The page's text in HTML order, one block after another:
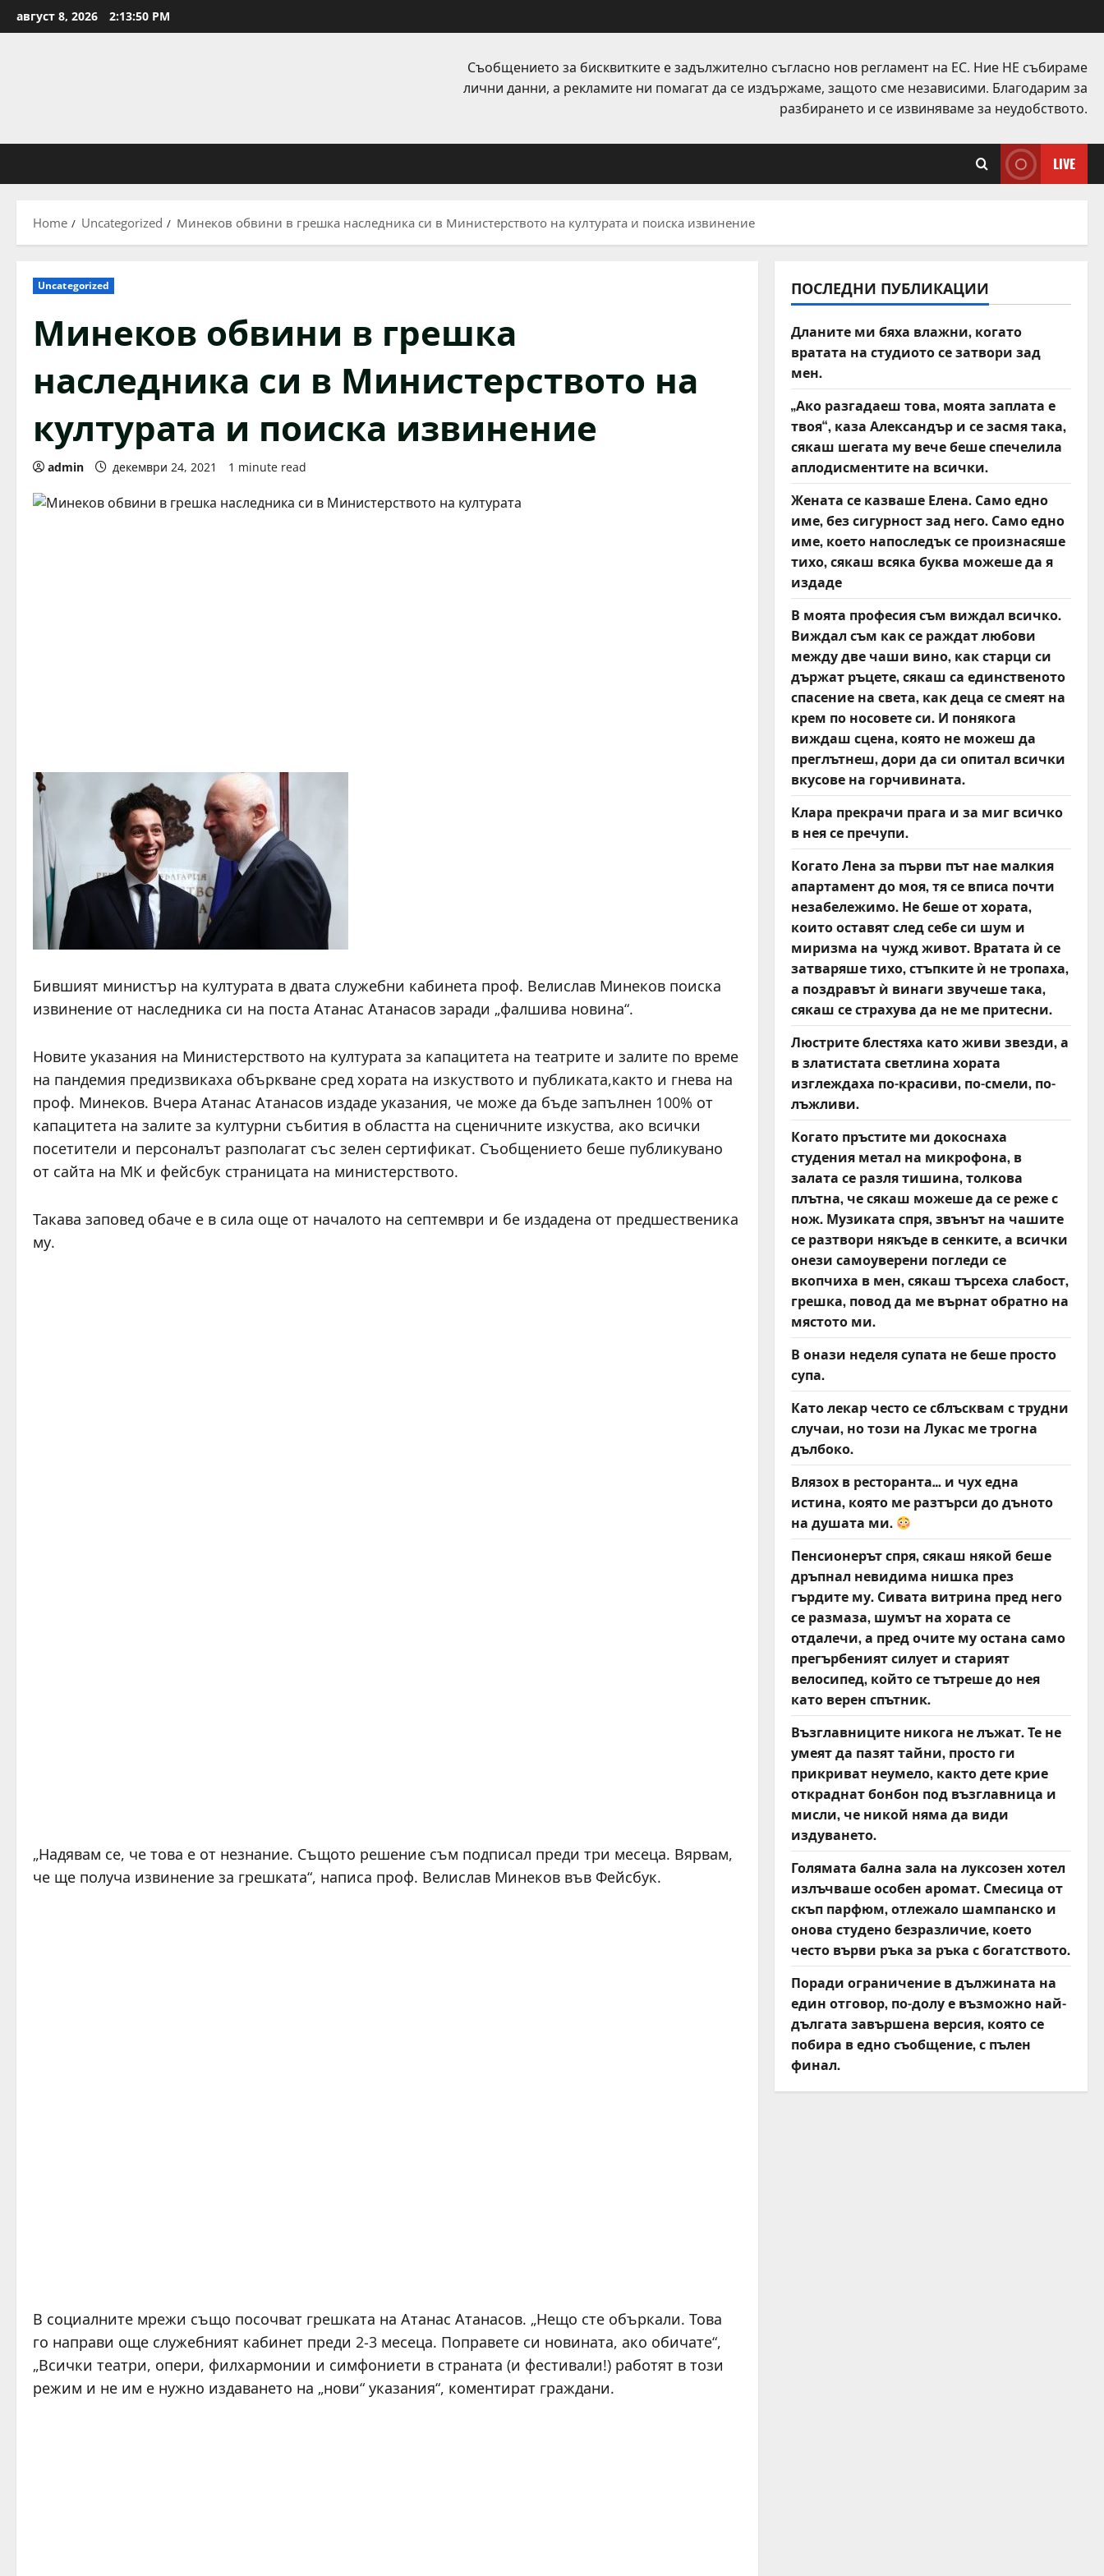
to
август 8, 2026 2:13:51 PM
Съобщението за бисквитките е задължително съгласно нов регламент на ЕС. Ние НЕ събираме
лични данни, а рекламите ни помагат да се издържаме, защото сме независими. Благодарим за
разбирането и се извиняваме за неудобството.
LIVE
Home Uncategorized Минеков обвини в грешка наследника си в Министерството на културата и поиска извинение
Uncategorized
Минеков обвини в грешка
наследника си в Министерството на
културата и поиска извинение
admin декември 24, 2021 1 minute read
Бившият министър на културата в двата служебни кабинета проф. Велислав Минеков поиска
извинение от наследника си на поста Атанас Атанасов заради „фалшива новина“.
Новите указания на Министерството на културата за капацитета на театрите и залите по време
на пандемия предизвикаха объркване сред хората на изкуството и публиката,както и гнева на
проф. Минеков. Вчера Атанас Атанасов издаде указания, че може да бъде запълнен 100% от
капацитета на залите за културни събития в областта на сценичните изкуства, ако всички
посетители и персоналът разполагат със зелен сертификат. Съобщението беше публикувано
от сайта на МК и фейсбук страницата на министерството.
Такава заповед обаче е в сила още от началото на септември и бе издадена от предшественика
му.
„Надявам се, че това е от незнание. Същото решение съм подписал преди три месеца. Вярвам,
че ще получа извинение за грешката“, написа проф. Велислав Минеков във Фейсбук.
В социалните мрежи също посочват грешката на Атанас Атанасов. „Нещо сте объркали. Това
го направи още служебният кабинет преди 2-3 месеца. Поправете си новината, ако обичате“,
„Всички театри, опери, филхармонии и симфониети в страната (и фестивали!) работят в този
режим и не им е нужно издаването на „нови“ указания“, коментират граждани.
ПОСЛЕДНИ ПУБЛИКАЦИИ
Дланите ми бяха влажни, когато
вратата на студиото се затвори зад
мен.
„Ако разгадаеш това, моята заплата е
твоя“, каза Александър и се засмя така,
сякаш шегата му вече беше спечелила
аплодисментите на всички.
Жената се казваше Елена. Само едно
име, без сигурност зад него. Само едно
име, което напоследък се произнасяше
тихо, сякаш всяка буква можеше да я
издаде
В моята професия съм виждал всичко.
Виждал съм как се раждат любови
между две чаши вино, как старци си
държат ръцете, сякаш са единственото
спасение на света, как деца се смеят на
крем по носовете си. И понякога
виждаш сцена, която не можеш да
преглътнеш, дори да си опитал всички
вкусове на горчивината.
Клара прекрачи прага и за миг всичко
в нея се пречупи.
Когато Лена за първи път нае малкия
апартамент до моя, тя се вписа почти
незабележимо. Не беше от хората,
които оставят след себе си шум и
миризма на чужд живот. Вратата ѝ се
затваряше тихо, стъпките ѝ не тропаха,
а поздравът ѝ винаги звучеше така,
сякаш се страхува да не ме притесни.
Люстрите блестяха като живи звезди, а
в златистата светлина хората
изглеждаха по-красиви, по-смели, по-
лъжливи.
Когато пръстите ми докоснаха
студения метал на микрофона, в
залата се разля тишина, толкова
плътна, че сякаш можеше да се реже с
нож. Музиката спря, звънът на чашите
се разтвори някъде в сенките, а всички
онези самоуверени погледи се
вкопчиха в мен, сякаш търсеха слабост,
грешка, повод да ме върнат обратно на
мястото ми.
В онази неделя супата не беше просто
супа.
Като лекар често се сблъсквам с трудни
случаи, но този на Лукас ме трогна
дълбоко.
Влязох в ресторанта… и чух една
истина, която ме разтърси до дъното
на душата ми.
Пенсионерът спря, сякаш някой беше
дръпнал невидима нишка през
гърдите му. Сивата витрина пред него
се размаза, шумът на хората се
отдалечи, а пред очите му остана само
прегърбеният силует и старият
велосипед, който се тътреше до нея
като верен спътник.
Възглавниците никога не лъжат. Те не
умеят да пазят тайни, просто ги
прикриват неумело, както дете крие
откраднат бонбон под възглавница и
мисли, че никой няма да види
издуването.
Голямата бална зала на луксозен хотел
излъчваше особен аромат. Смесица от
скъп парфюм, отлежало шампанско и
онова студено безразличие, което
често върви ръка за ръка с богатството.
Поради ограничение в дължината на
един отговор, по-долу е възможно най-
дългата завършена версия, която се
побира в едно съобщение, с пълен
финал.